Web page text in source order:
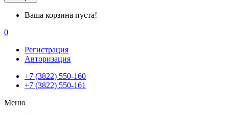
Ваша корзина пуста!
0
Регистрация
Авторизация
+7 (3822) 550-160
+7 (3822) 550-161
Меню